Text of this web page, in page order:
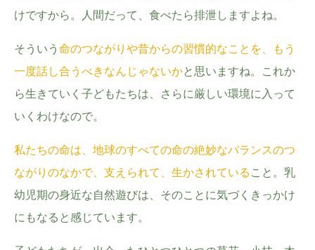
けですから。人間だって、食べたら排泄しますよね。
そういう 命のつながりや昔からの習慣的なことを、もう
一度話し合うべきなんじゃないかと思いますね。これか
ら生きていく子どもたちは、さらに厳しい環境に入って
いくわけなので。
私たちの命は、地球のすべての命の絶妙なバランスのつ
ながりのなかで、支えられて、生かされている こと。乳
幼児期の身近な自然遊びは、そのことに気づくきっかけ
にもなると感じています。